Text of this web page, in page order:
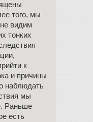
того, мы
видим
тонких
к
и причины
наблюдать
мы
Раньше
есть